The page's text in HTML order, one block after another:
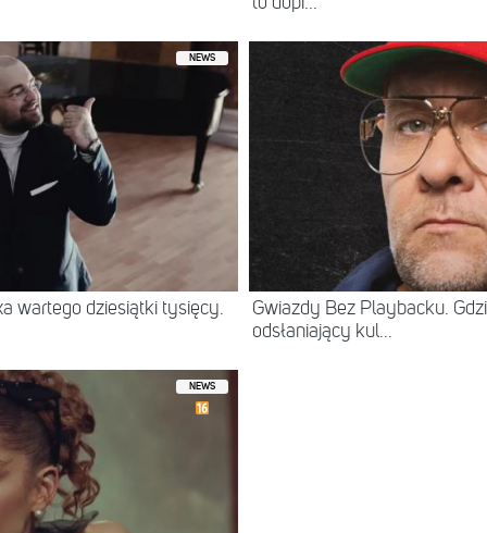
NEWS
wartego dziesiątki tysięcy.
Gwiazdy Bez Playbacku.
odsłaniający kul...
NEWS